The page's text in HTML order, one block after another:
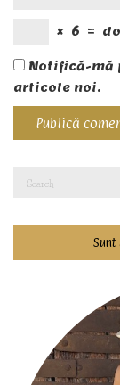
× 6 =
Notifică-mă
articole noi.
Sunt